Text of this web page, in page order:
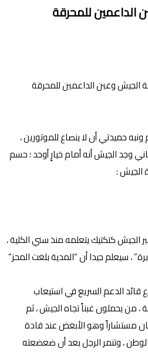
للمحرقة
حميدتي أن لا ينصاع للموتورين ،
وجد الجيش أنه أمام خيارٍ أوحد ؛ حسم
الجيش :
كتكتيك يتعلمه منذ سني الكلية ،
، سيعلم جيدا أن “المدية بلغت المحز”
الدعم السريع في استيعاب
من يحملون غبناً تجاه الجيش ، ثم
مستشاراً وهو الأبغض عند قادة
، وتنمر الرجل بعد أن ضعضعته